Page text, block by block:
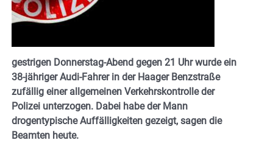
gestrigen Donnerstag-Abend gegen 21 Uhr wurde ein
38-jähriger Audi-Fahrer in der Haager Benzstraße
zufällig einer allgemeinen Verkehrskontrolle der
Polizei unterzogen. Dabei habe der Mann
drogentypische Auffälligkeiten gezeigt, sagen die
Beamten heute.